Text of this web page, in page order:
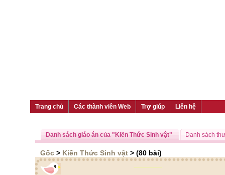
Trang chủ Các thành viên Web Trợ giúp Liên hệ
Danh sách giáo án của "Kiến Thức Sinh vật" Danh sách
Gốc > Kiến Thức Sinh vật > (80 bài)